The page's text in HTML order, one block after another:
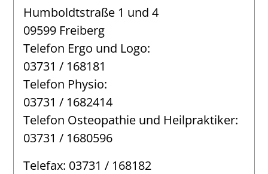
Humboldtstraße 1 und 4
09599 Freiberg
Telefon Ergo und Logo:
03731 / 168181
Telefon Physio:
03731 / 1682414
Telefon Osteopathie und Heilpraktiker:
03731 / 1680596
Telefax: 03731 / 168182